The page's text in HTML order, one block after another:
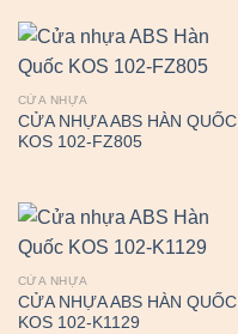
CỬA NHỰA
CỬA NHỰA ABS HÀN QUỐC
KOS 102-FZ805
CỬA NHỰA
CỬA NHỰA ABS HÀN QUỐC
KOS 102-K1129